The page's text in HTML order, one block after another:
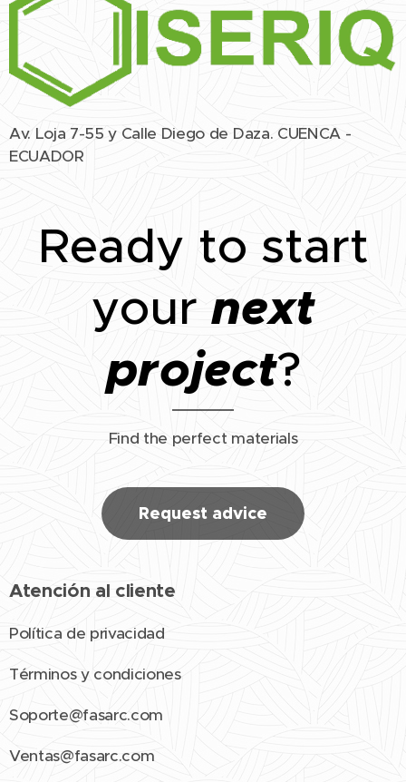
Av. Loja 7-55 y Calle Diego de Daza. CUENCA -
ECUADOR
Ready to start
your next
project?
Find the perfect materials
Request advice
Atención al cliente
Política de privacidad
Términos y condiciones
Soporte@fasarc.com
Ventas@fasarc.com